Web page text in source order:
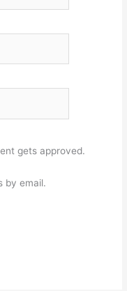
gets approved.
by email.